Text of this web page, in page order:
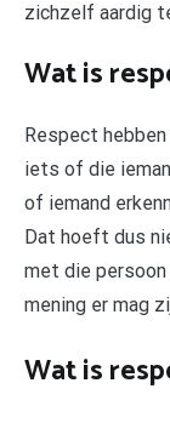
zichzelf aardig
Wat is
Respect
iets of die
of iemand
Dat hoeft dus
met die
mening er mag
Wat is